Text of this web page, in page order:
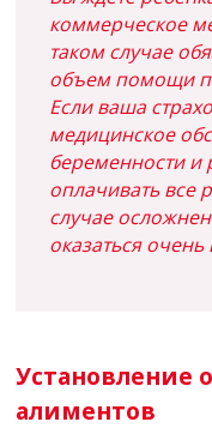
коммерческое
таком случае
объем помощи
Если ваша
медицинское
беременности и
оплачивать все
случае
оказаться
Установление
алиментов